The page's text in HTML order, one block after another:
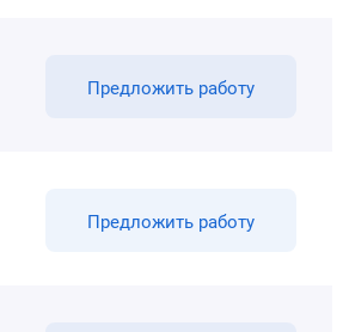
Предложить работу
Предложить работу